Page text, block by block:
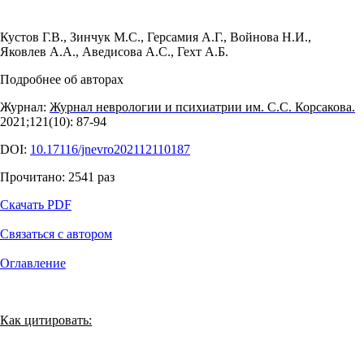
Кустов Г.В., Зинчук М.С., Герсамия А.Г., Войнова Н.И.,
Яковлев А.А., Аведисова А.С., Гехт А.Б.
Подробнее об авторах
Журнал: Журнал неврологии и психиатрии им. С.С. Корсакова.
2021;121(10): 87‑94
DOI: 10.17116/jnevro202112110187
Прочитано: 2541 раз
Скачать PDF
Связаться с автором
Оглавление
Как цитировать: